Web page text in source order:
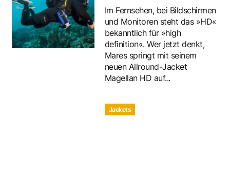
Im Fernsehen, bei Bildschirmen
und Monitoren steht das »HD«
bekanntlich für »high
definition«. Wer jetzt denkt,
Mares springt mit seinem
neuen Allround-Jacket
Magellan HD auf...
Jackets